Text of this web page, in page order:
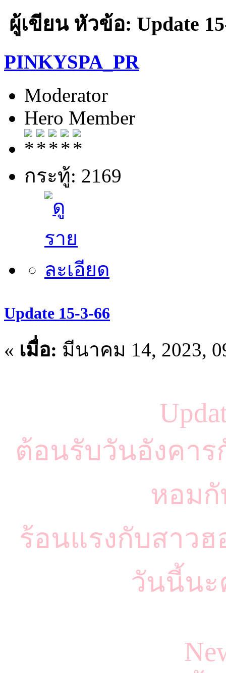
ผู้เขียนหัวข้อ: Update
PINKYSPA_PR
Moderator
Hero Member
กระทู้: 2169
Update 15-3-66
« เมื่อ: มีนาคม 14, 2023,
ต้อนรับวันอังคา
หอม
ร้อนแรงกับสาว
วันนี้นะ